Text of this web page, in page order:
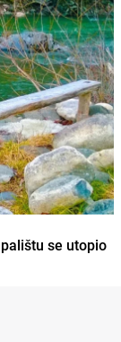
se utopio